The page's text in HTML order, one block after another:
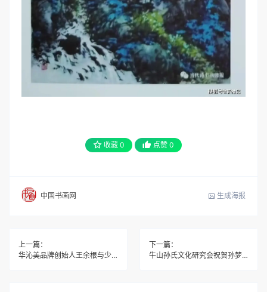
收藏 0 点赞 0
中国书画网 生成海报
上一篇：
华沁美品牌创始人王余根与少林寺方丈深度交流
下一篇：
牛山孙氏文化研究会祝贺孙梦雅再获奥运冠军